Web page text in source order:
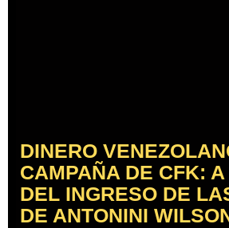
DINERO
CAMPAÑA DE CFK:
DEL INGRESO DE
DE ANTONINI